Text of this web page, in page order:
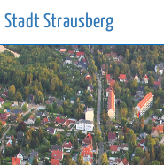
Stadt Strausberg